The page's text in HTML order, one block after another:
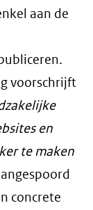
aan de
voorschrijft
en
te maken
concrete